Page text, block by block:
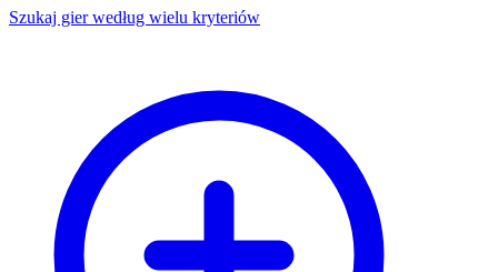
Szukaj gier według wielu kryteriów